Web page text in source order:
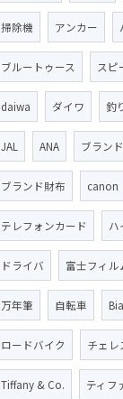
掃除機 アンカー
ブルートゥース スピ
daiwa ダイワ 釣
JAL ANA ブラン
ブランド財布 canon
テレフォンカード ハ
ドライバ 富士フィル
万年筆 自転車
ロードバイク チェレ
Tiffany & Co. ティフ